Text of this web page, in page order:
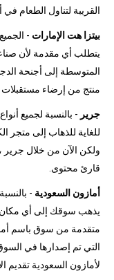
القريبة لتناول الطعام
بيتزا هت الإمارات -
يتطلب أي مقدمة لأن صناعة
المتوسطة إلى أجنحة
منتج من إرضاء مستقبلات
جرير - بالنسبة لجميع
للغاية للذهاب إلى متجر
ولكن الآن من خلال
قارئ محتوى.
أمازون السعودية -
يذهب سوقك إلى أي مكان
متقدمة من سوق باسم
التي تم إصدارها في
لأمازون السعودية تقديم